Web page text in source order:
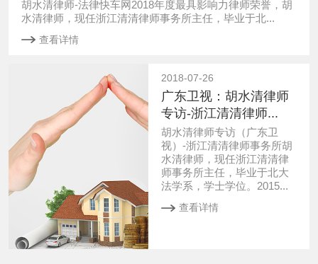
胡水清律师-法律快车网2018年度最具影响力律师荣誉，胡
水清律师，现任浙江清清律师事务所主任，毕业于北...
查看详情
2018-07-26
广东卫视：胡水清律师
专访-浙江清清律师...
胡水清律师专访（广东卫
视）-浙江清清律师事务所胡
水清律师，现任浙江清清律
师事务所主任，毕业于北大
法学系，学士学位。2015...
查看详情